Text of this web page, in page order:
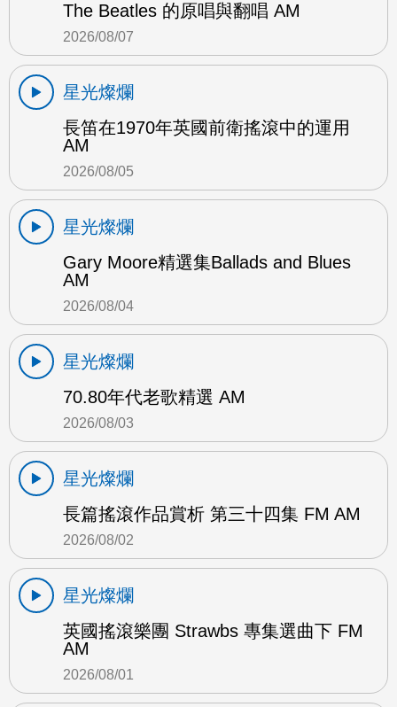
The Beatles 的原唱與翻唱 AM
2026/08/07
星光燦爛
長笛在1970年英國前衛搖滾中的運用
AM
2026/08/05
星光燦爛
Gary Moore精選集Ballads and Blues
AM
2026/08/04
星光燦爛
70.80年代老歌精選 AM
2026/08/03
星光燦爛
長篇搖滾作品賞析 第三十四集 FM AM
2026/08/02
星光燦爛
英國搖滾樂團 Strawbs 專集選曲下 FM
AM
2026/08/01